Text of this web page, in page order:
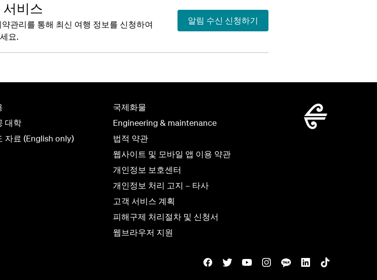
서비스
관리를 통해 최신 여행 정보를 신청하여
요.
알림 수신 신청하기
대학
자료 (English only)
국제화물
Engineering & maintenance
법적 약관
웹사이트 및 모바일 앱 이용 약관
개인정보 보호센터
개인정보 처리 고지 – 타사
고객 서비스 계획
피해구제 처리절차 및 신청서
웹브라우저 지원